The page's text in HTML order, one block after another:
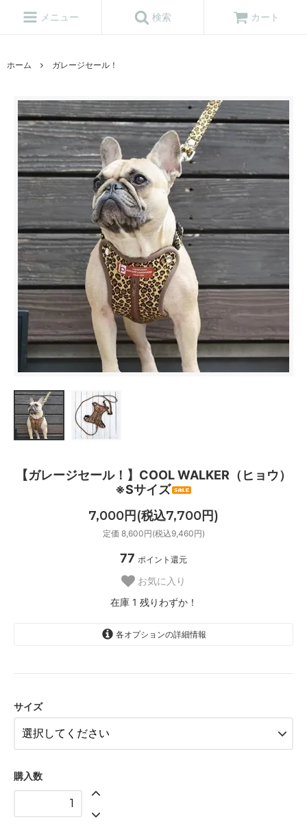
メニュー 検索 カート
ホーム ガレージセール！
【ガレージセール！】COOL WALKER（ヒョウ）
※Sサイズ
7,000円(税込7,700円)
定価 8,600円(税込9,460円)
77 ポイント還元
お気に入り
在庫 1 残りわずか！
各オプションの詳細情報
サイズ
購入数